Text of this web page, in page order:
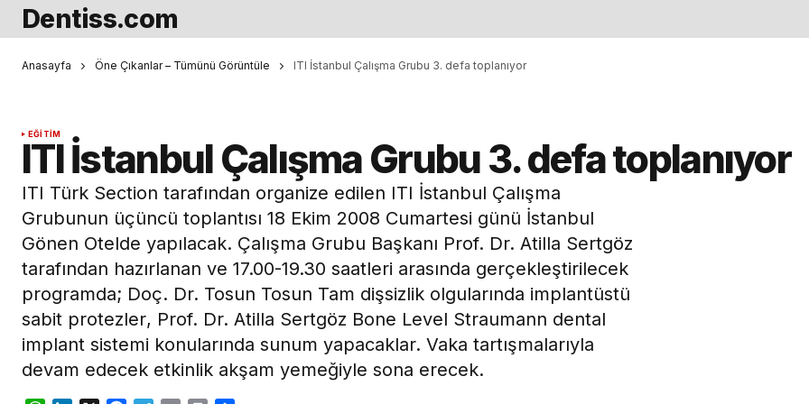
Dentiss.com
Anasayfa Öne Çıkanlar – Tümünü Görüntüle ITI İstanbul Çalışma Grubu 3. defa toplanıyor
EĞITIM
ITI İstanbul Çalışma Grubu 3. defa toplanıyor
ITI Türk Section tarafından organize edilen ITI İstanbul Çalışma
Grubunun üçüncü toplantısı 18 Ekim 2008 Cumartesi günü İstanbul
Gönen Otelde yapılacak. Çalışma Grubu Başkanı Prof. Dr. Atilla Sertgöz
tarafından hazırlanan ve 17.00-19.30 saatleri arasında gerçekleştirilecek
programda; Doç. Dr. Tosun Tosun Tam dişsizlik olgularında implantüstü
sabit protezler, Prof. Dr. Atilla Sertgöz Bone Level Straumann dental
implant sistemi konularında sunum yapacaklar. Vaka tartışmalarıyla
devam edecek etkinlik akşam yemeğiyle sona erecek.